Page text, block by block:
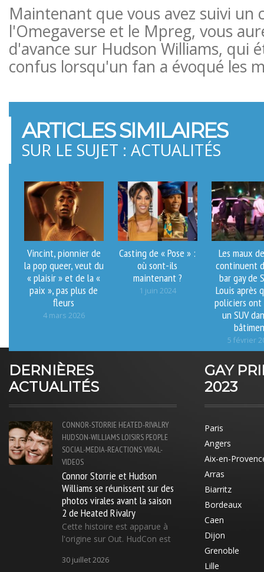
Maintenant que vous avez suivi un
l'Omegaverse et le Mpreg, vous
d'avance sur Hudson Williams, qui
confus lorsqu'un fan a évoqué les
ARTICLES SIMILAIRES
SUR LE SUJET : ACTUALITÉS
Vincint, pionnier de
la pop queer, veut du
« plaisir » et de la «
paix », pas plus de
fleurs
4 mars 2026
Casting de « Pose » :
où sont-ils
maintenant ?
1 juin 2024
Les maux
continuent
bar gay de
Louis après
policiers ont
un SUV
5 février
DERNIÈRES
ACTUALITÉS
CONNOR-STORRIE HEATED-RIVALRY
HUDSON-WILLIAMS LOISIRS PEOPLE
SOCIAL-MEDIA-REACTIONSVIRAL-
VIDEOS
Connor Storrie et Hudson
Williams se réunissent sur des
photos virales avant la saison
2 de Heated Rivalry
Cette histoire est apparue à
l'origine sur Out. HudCon est
30 juillet 2026
GAY
2023
Paris
Angers
Aix-en-
Arras
Biarritz
Bordeaux
Caen
Dijon
Grenoble
Lille